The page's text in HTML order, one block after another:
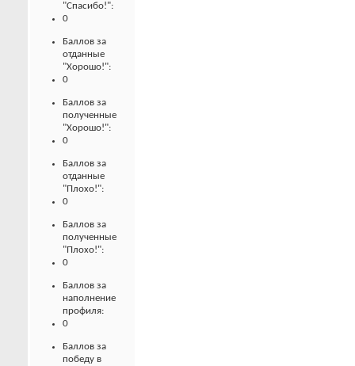
"Спасибо!":
0
Баллов за
отданные
"Хорошо!":
0
Баллов за
полученные
"Хорошо!":
0
Баллов за
отданные
"Плохо!":
0
Баллов за
полученные
"Плохо!":
0
Баллов за
наполнение
профиля:
0
Баллов за
победу в